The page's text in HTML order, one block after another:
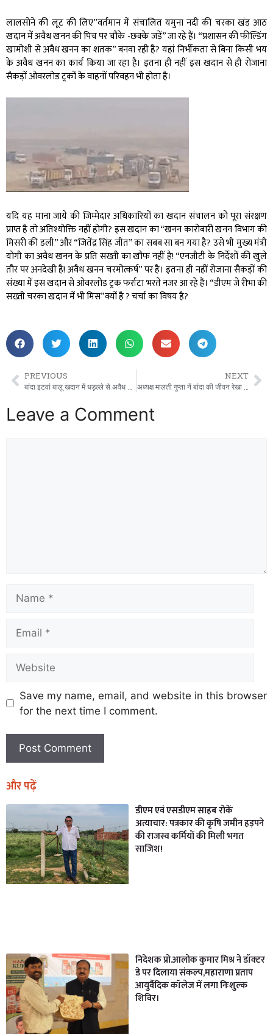
लालसोने की लूट की लिए”वर्तमान में संचालित यमुना नदी की चरका खंड आठ
खदान में अवैध खनन की पिच पर चौके -छक्के जड़ें” जा रहे हैं। “प्रशासन की फील्डिंग
खामोशी से अवैध खनन का शतक” बनवा रही है? यहां निर्भीकता से बिना किसी भय
के अवैध खनन का कार्य किया जा रहा है। इतना ही नहीं इस खदान से ही रोजाना
सैकड़ों ओवरलोड ट्रकों के वाहनों परिवहन भी होता है।
यदि यह माना जाये की जिम्मेदार अधिकारियों का खदान संचालन को पूरा संरक्षण
प्राप्त है तो अतिश्योक्ति नहीं होगी? इस खदान का “खनन कारोबारी खनन विभाग की
मिसरी की डली” और “जितेंद्र सिंह जीत” का सबब सा बन गया है? उसे भी मुख्य मंत्री
योगी का अवैध खनन के प्रति सख्ती का खौफ नहीं है! “एनजीटी के निर्देशों की खुले
तौर पर अनदेखी है! अवैध खनन चरमोत्कर्ष” पर है। इतना ही नहीं रोजाना सैकड़ों की
संख्या में इस खदान से ओवरलोड ट्रक फर्राटा भरते नजर आ रहे हैं। “डीएम जे रीभा की
सख्ती चरका खदान में भी मिस”क्यों है ? चर्चा का विषय है?
PREVIOUS NEXT
Leave a Comment
Save my name, email, and website in this browser
for the next time I comment.
और पढ़ें
डीएम एवं एसडीएम साहब रोकें
अत्याचार: पत्रकार की कृषि जमीन हड़पने
की राजस्व कर्मियों की मिली भगत
साजिश!
निदेशक प्रो.आलोक कुमार मिश्र ने डॉक्टर
डे पर दिलाया संकल्प,महाराणा प्रताप
आयुर्वैदिक कॉलेज में लगा निःशुल्क
शिविर।